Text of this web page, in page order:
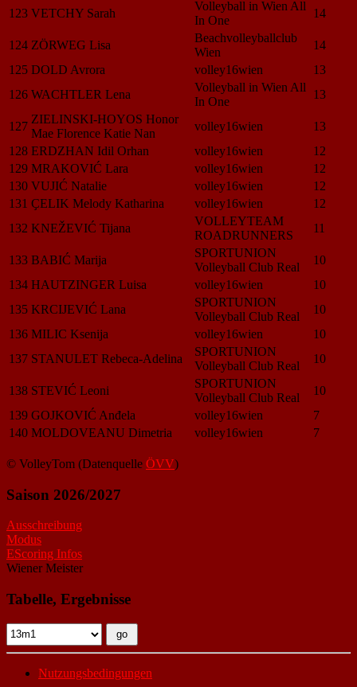
123 VETCHY Sarah
Volleyball in Wien All
In One
14
124 ZÖRWEG Lisa
Beachvolleyballclub
Wien
14
125 DOLD Avrora volley16wien
13
126 WACHTLER Lena
Volleyball in Wien All
In One
13
127
ZIELINSKI-HOYOS Honor
Mae Florence Katie Nan
volley16wien
13
128 ERDZHAN Idil Orhan volley16wien
12
129 MRAKOVIĆ Lara volley16wien
12
130 VUJIĆ Natalie volley16wien
12
131 ҪELIK Melody Katharina volley16wien
12
132 KNEŽEVIĆ Tijana
VOLLEYTEAM
ROADRUNNERS
11
133 BABIĆ Marija
SPORTUNION
Volleyball Club Real
10
134 HAUTZINGER Luisa volley16wien
10
135 KRCIJEVIĆ Lana
SPORTUNION
Volleyball Club Real
10
136 MILIC Ksenija volley16wien
10
137 STANULET Rebeca-Adelina
SPORTUNION
Volleyball Club Real
10
138 STEVIĆ Leoni
SPORTUNION
Volleyball Club Real
10
139 GOJKOVIĆ Anđela volley16wien
7
140 MOLDOVEANU Dimetria volley16wien 7
© VolleyTom (Datenquelle ÖVV)
Saison 2026/2027
Ausschreibung
Modus
EScoring Infos
Wiener Meister
Tabelle, Ergebnisse
Nutzungsbedingungen